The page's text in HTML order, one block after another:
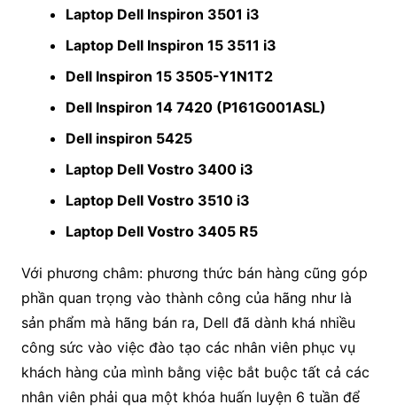
Laptop Dell Inspiron 3501 i3
Laptop Dell Inspiron 15 3511 i3
Dell Inspiron 15 3505-Y1N1T2
Dell Inspiron 14 7420 (P161G001ASL)
Dell inspiron 5425
Laptop Dell Vostro 3400 i3
Laptop Dell Vostro 3510 i3
Laptop Dell Vostro 3405 R5
Với phương châm: phương thức bán hàng cũng góp
phần quan trọng vào thành công của hãng như là
sản phẩm mà hãng bán ra, Dell đã dành khá nhiều
công sức vào việc đào tạo các nhân viên phục vụ
khách hàng của mình bằng việc bắt buộc tất cả các
nhân viên phải qua một khóa huấn luyện 6 tuần để